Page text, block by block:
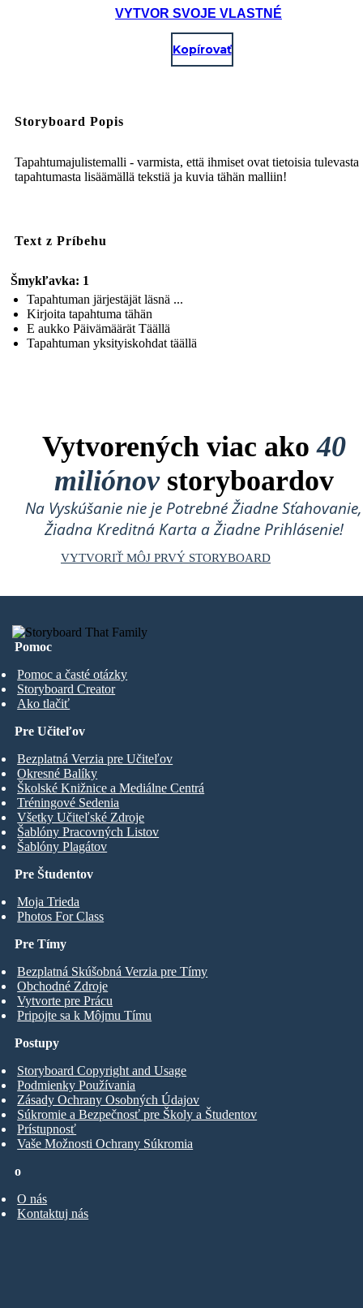
VYTVOR SVOJE VLASTNÉ
Kopírovať
Storyboard Popis
Tapahtumajulistemalli - varmista, että ihmiset ovat tietoisia tulevasta
tapahtumasta lisäämällä tekstiä ja kuvia tähän malliin!
Text z Príbehu
Šmykľavka: 1
Tapahtuman järjestäjät läsnä ...
Kirjoita tapahtuma tähän
E aukko Päivämäärät Täällä
Tapahtuman yksityiskohdat täällä
Vytvorených viac ako40
miliónovstoryboardov
Na Vyskúšanie nie je Potrebné Žiadne Sťahovanie,
Žiadna Kreditná Karta a Žiadne Prihlásenie!
VYTVORIŤ MÔJ PRVÝ STORYBOARD
Pomoc
Pomoc a časté otázky
Storyboard Creator
Ako tlačiť
Pre Študentov
Moja Trieda
Photos For Class
Pre Učiteľov
Bezplatná Verzia pre Učiteľov
Okresné Balíky
Školské Knižnice a Mediálne Centrá
Tréningové Sedenia
Všetky Učiteľské Zdroje
Šablóny Pracovných Listov
Šablóny Plagátov
Pre Tímy
Bezplatná Skúšobná Verzia pre Tímy
Obchodné Zdroje
Vytvorte pre Prácu
Pripojte sa k Môjmu Tímu
o
O nás
Kontaktuj nás
Postupy
Storyboard Copyright and Usage
Podmienky Používania
Zásady Ochrany Osobných Údajov
Súkromie a Bezpečnosť pre Školy a Študentov
Prístupnosť
Vaše Možnosti Ochrany Súkromia